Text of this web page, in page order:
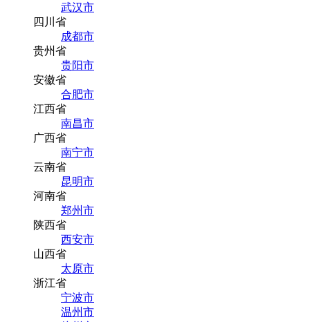
武汉市
四川省
成都市
贵州省
贵阳市
安徽省
合肥市
江西省
南昌市
广西省
南宁市
云南省
昆明市
河南省
郑州市
陕西省
西安市
山西省
太原市
浙江省
宁波市
温州市